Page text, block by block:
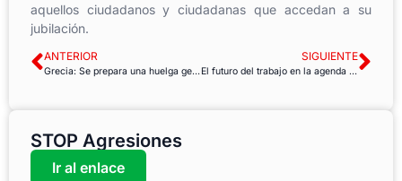
aquellos ciudadanos y ciudadanas que accedan a su
jubilación.
ANTERIOR
Grecia: Se prepara una huelga general y el FMI pide restringir aún más los derechos de los trabajadores
SIGUIENTE
El futuro del trabajo en la agenda del Consejo General de la CSI
STOP Agresiones
Ir al enlace